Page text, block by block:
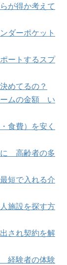
が得か考えて
ダーポケット
ートするスプ
めてるの？
ームの金額 い
食費）を安く
に 高齢者の多
短で入れる介
施設を探す方
され契約を解
経験者の体験